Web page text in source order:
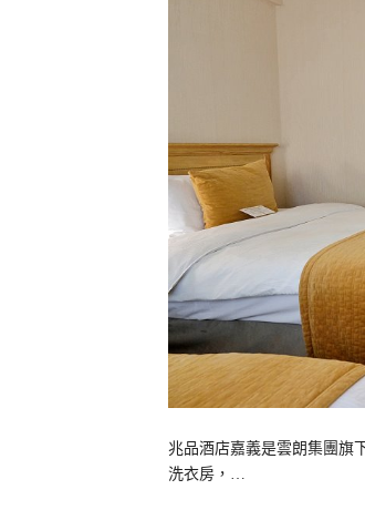
兆品酒店嘉義是雲朗集團旗
洗衣房，…